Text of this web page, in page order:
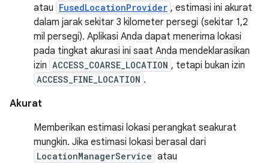
atau FusedLocationProvider , estimasi ini akurat
dalam jarak sekitar 3 kilometer persegi (sekitar 1,2
mil persegi). Aplikasi Anda dapat menerima lokasi
pada tingkat akurasi ini saat Anda mendeklarasikan
izin ACCESS_COARSE_LOCATION , tetapi bukan izin
ACCESS_FINE_LOCATION .
Akurat
Memberikan estimasi lokasi perangkat seakurat
mungkin. Jika estimasi lokasi berasal dari
LocationManagerService atau